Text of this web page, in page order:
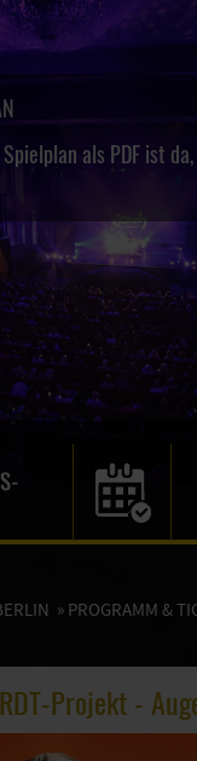
als PDF ist da,
» PROGRAMM &
Projekt -